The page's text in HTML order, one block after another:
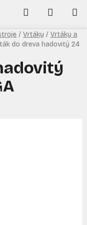
Hľadať
KOŠÍK
/ Vrtáky / Vrtáky a
do dreva hadovitý 24